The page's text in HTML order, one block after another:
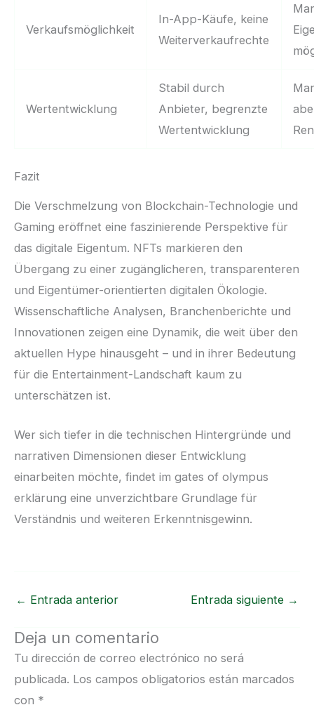
Verkaufsmöglichkeit
In-App-Käufe, keine
Weiterverkaufrechte
Wertentwicklung
Stabil durch
Anbieter, begrenzte
Wertentwicklung
Fazit
Die Verschmelzung von Blockchain-Technologie und
Gaming eröffnet eine faszinierende Perspektive für
das digitale Eigentum. NFTs markieren den
Übergang zu einer zugänglicheren, transparenteren
und Eigentümer-orientierten digitalen Ökologie.
Wissenschaftliche Analysen, Branchenberichte und
Innovationen zeigen eine Dynamik, die weit über den
aktuellen Hype hinausgeht – und in ihrer Bedeutung
für die Entertainment-Landschaft kaum zu
unterschätzen ist.
Wer sich tiefer in die technischen Hintergründe und
narrativen Dimensionen dieser Entwicklung
einarbeiten möchte, findet im gates of olympus
erklärung eine unverzichtbare Grundlage für
Verständnis und weiteren Erkenntnisgewinn.
← Entrada anterior Entrada siguiente →
Deja un comentario
Tu dirección de correo electrónico no será
publicada. Los campos obligatorios están marcados
con *